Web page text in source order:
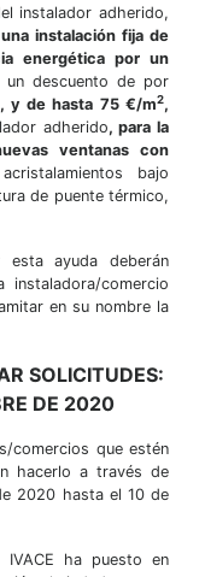
instalador adherido,
instalación fija de
energética por un
un descuento de por
, y de hasta 75 €/m2,
adherido, para la
ventanas con
bajo
de puente térmico,
esta ayuda deberán
comercio
en su nombre la
SOLICITUDES:
DE 2020
comercios que estén
hacerlo a través de
2020 hasta el 10 de
ha puesto en